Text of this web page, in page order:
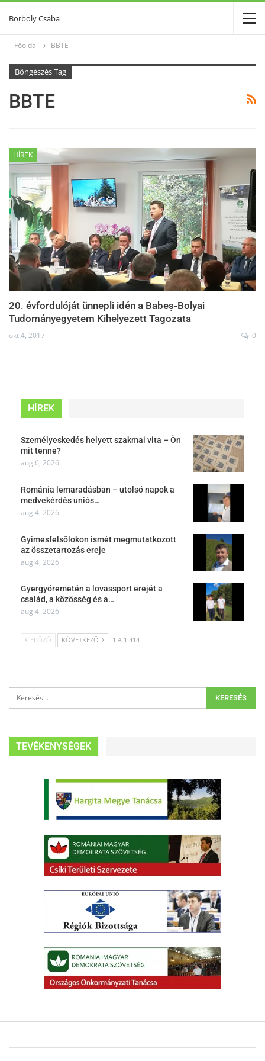
Borboly Csaba
Főoldal BBTE
Böngészés Tag
BBTE
HÍREK
20. évfordulóját ünnepli idén a Babeș-Bolyai
Tudományegyetem Kihelyezett Tagozata
okt 4, 2017 0
HÍREK
Személyeskedés helyett szakmai vita – Ön
mit tenne?
aug 6, 2026
Románia lemaradásban – utolsó napok a
medvekérdés uniós…
aug 4, 2026
Gyimesfelsőlokon ismét megmutatkozott
az összetartozás ereje
aug 4, 2026
Gyergyóremetén a lovassport erejét a
család, a közösség és a…
aug 4, 2026
ELŐZŐ KÖVETKEZŐ 1 A 1 414
TEVÉKENYSÉGEK